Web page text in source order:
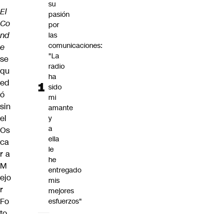
El
Co
nd
e
se
qu
ed
ó
sin
el
Os
ca
r a
M
ejo
r
Fo
su
pasión
por
las
comunicaciones:
"La
radio
ha
sido
mi
amante
y
a
ella
le
he
entregado
mis
mejores
esfuerzos"